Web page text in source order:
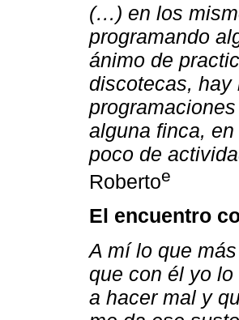
(…) en los
programando
ánimo de
discotecas, hay
alguna finca,
poco de
Robertoe
El encuentro
A mí lo que
que con él yo
a hacer mal y